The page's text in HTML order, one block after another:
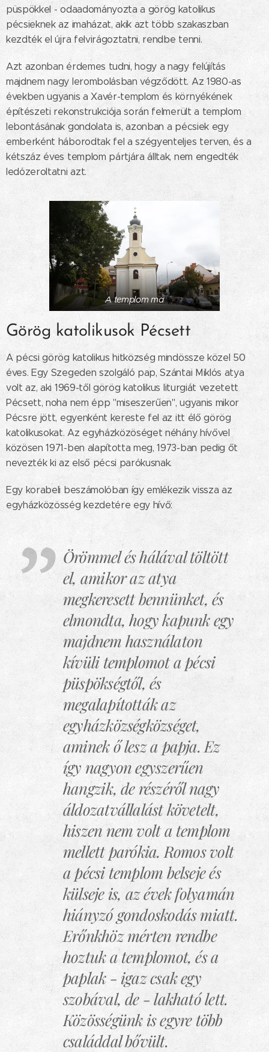
püspökkel - odaadományozta a görög katolikus
pécsieknek az imaházat, akik azt több szakaszban
kezdték el újra felvirágoztatni, rendbe tenni.
Azt azonban érdemes tudni, hogy a nagy felújítás
majdnem nagy lerombolásban végződött. Az 1980-as
években ugyanis a Xavér-templom és környékének
építészeti rekonstrukciója során felmerült a templom
lebontásának gondolata is, azonban a pécsiek egy
emberként háborodtak fel a szégyenteljes terven, és a
kétszáz éves templom pártjára álltak, nem engedték
ledózeroltatni azt.
A templom ma
Görög katolikusok Pécsett
A pécsi görög katolikus hitközség mindössze közel 50
éves. Egy Szegeden szolgáló pap, Szántai Miklós atya
volt az, aki 1969-től görög katolikus liturgiát vezetett
Pécsett, noha nem épp "miseszerűen", ugyanis mikor
Pécsre jött, egyenként kereste fel az itt élő görög
katolikusokat. Az egyházközöséget néhány hívővel
közösen 1971-ben alapította meg, 1973-ban pedig őt
nevezték ki az első pécsi parókusnak.
Egy korabeli beszámolóban így emlékezik vissza az
egyházközösség kezdetére egy hívő:
Örömmel és hálával töltött
el, amikor az atya
megkeresett bennünket, és
elmondta, hogy kapunk egy
majdnem használaton
kívüli templomot a pécsi
püspökségtől, és
megalapították az
egyházközségközséget,
aminek ő lesz a papja. Ez
így nagyon egyszerűen
hangzik, de részéről nagy
áldozatvállalást követelt,
hiszen nem volt a templom
mellett parókia. Romos volt
a pécsi templom belseje és
külseje is, az évek folyamán
hiányzó gondoskodás miatt.
Erőnkhöz mérten rendbe
hoztuk a templomot, és a
paplak - igaz csak egy
szobával, de - lakható lett.
Közösségünk is egyre több
családdal bővült.